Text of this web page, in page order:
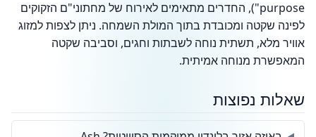
purpose"), החדרים מתאימים לאירוח של מחתוני"ם הזקוקים
לפינה שקטה ומכובדת בתוך המולת השמחה. ניתן לצפות למזוג
אוויר מלא, תשתית נוחה לשבתות וחגים, וסביבה שקטה
המאפשרת מנוחה אמיתית.
שאלות נפוצות